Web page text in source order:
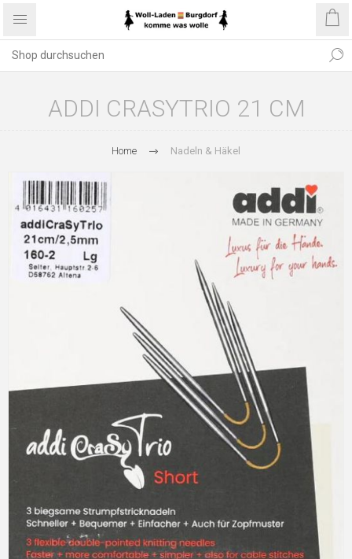
ADDI CRASYTRIO 21 CM
Home Nadeln & Häkel